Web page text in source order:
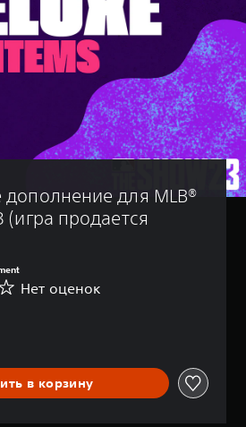
для MLB®
продается
Нет оценок
в корзину